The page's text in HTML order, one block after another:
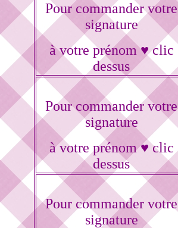
Pour commander votre
signature
à votre prénom ♥ clic
dessus
Pour commander votre
signature
à votre prénom ♥ clic
dessus
Pour commander votre
signature